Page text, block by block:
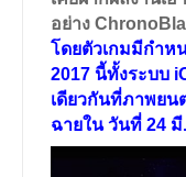
อย่าง
โดยตัวเกมมีกำห
2017 นี้ทั้งระบบ
เดียวกันที่ภาพยน
ฉายใน วันที่ 24 มี